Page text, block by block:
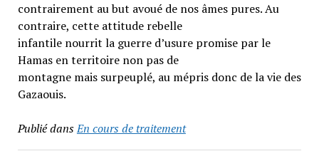
contrairement au but avoué de nos âmes pures. Au
contraire, cette attitude rebelle
infantile nourrit la guerre d’usure promise par le
Hamas en territoire non pas de
montagne mais surpeuplé, au mépris donc de la vie des
Gazaouis.
Publié dansEn cours de traitement